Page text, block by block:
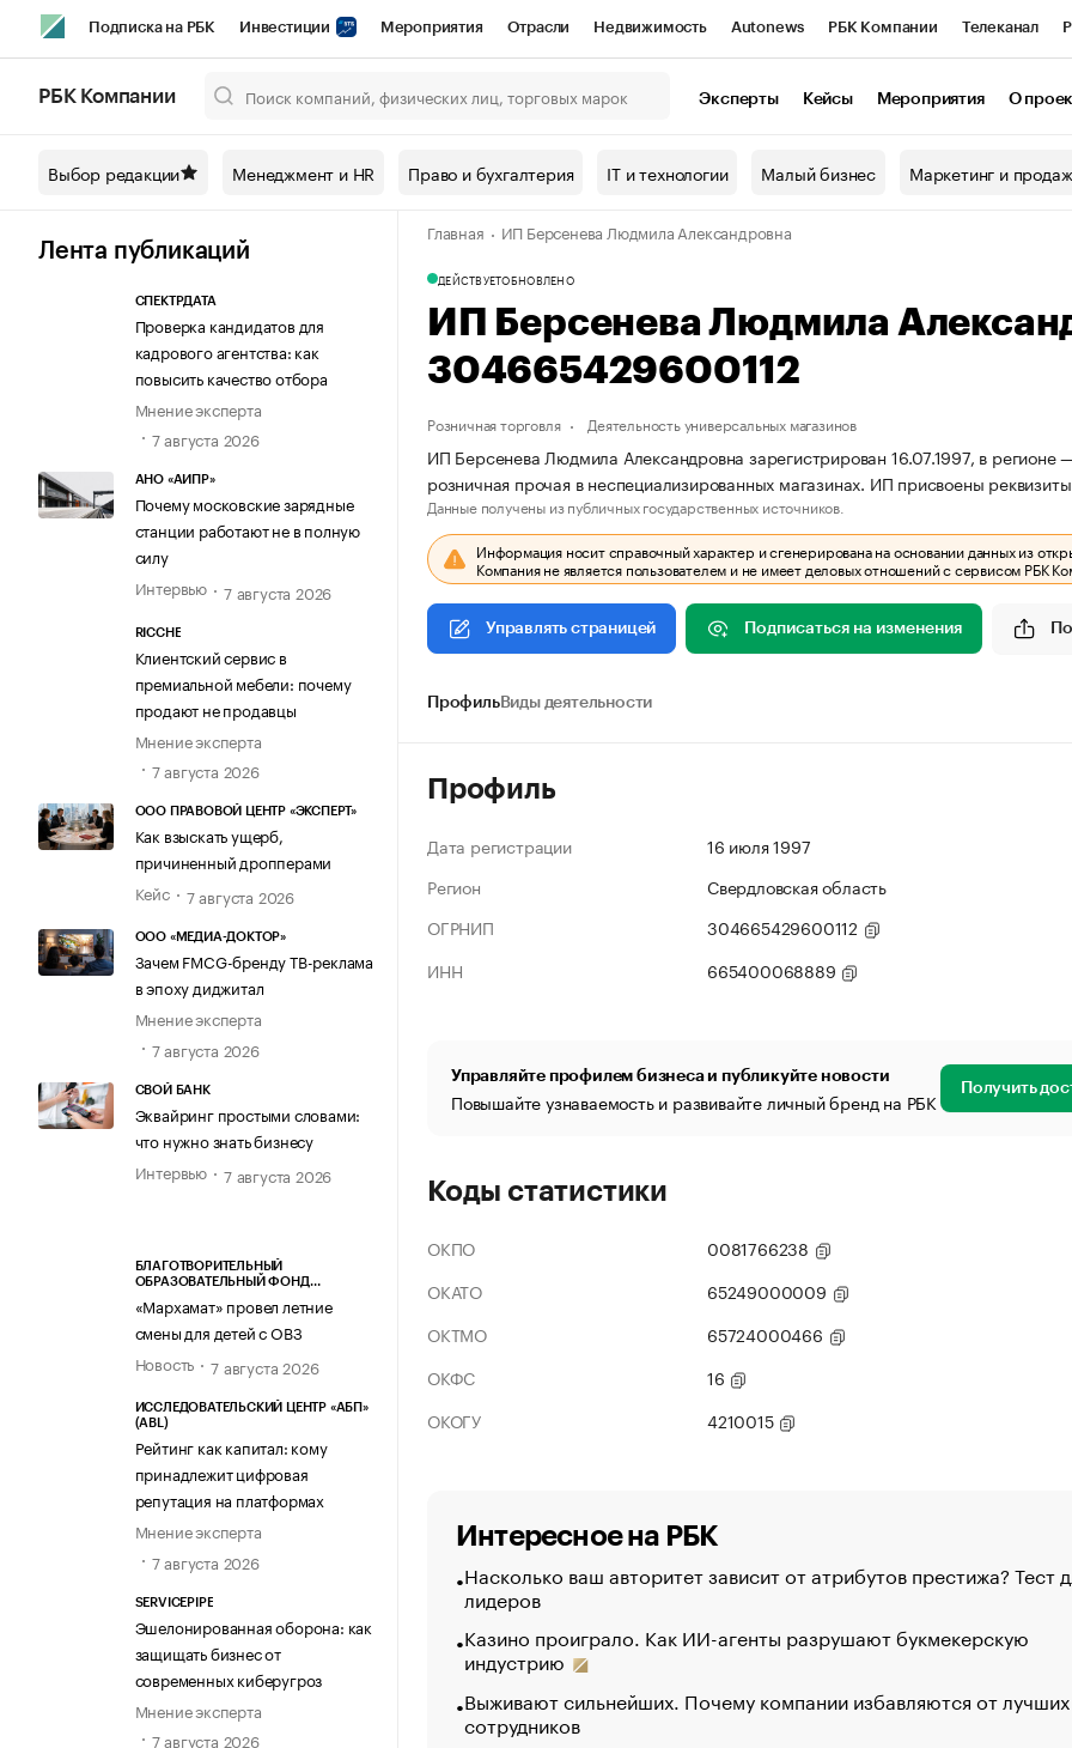
Подписка на РБК Инвестиции Мероприятия Отрасли Недвижимость Autonews РБК Компании Телеканал
Спецпроекты СПб Конференции СПб Спецпроекты Проверка контрагентов
Технологии и медиа Рынок наличной валюты
РБК Компании Эксперты Кейсы Мероприятия О
Выбор редакции Менеджмент и HR Право и бухгалтерия IT и технологии Малый бизнес Маркетинг и
Лента публикаций
СПЕКТРДАТА
Проверка кандидатов для
кадрового агентства: как
повысить качество отбора
Мнение эксперта
7 августа 2026
АНО «АИПР»
Почему московские зарядные
станции работают не в полную
силу
Интервью
7 августа 2026
RICCHE
Клиентский сервис в
премиальной мебели: почему
продают не продавцы
Мнение эксперта
7 августа 2026
ООО ПРАВОВОЙ ЦЕНТР «ЭКСПЕРТ»
Как взыскать ущерб,
причиненный дропперами
Кейс
7 августа 2026
ООО «МЕДИА-ДОКТОР»
Зачем FMCG-бренду ТВ-реклама
в эпоху диджитал
Мнение эксперта
7 августа 2026
СВОЙ БАНК
Эквайринг простыми словами:
что нужно знать бизнесу
Интервью
7 августа 2026
БЛАГОТВОРИТЕЛЬНЫЙ
ОБРАЗОВАТЕЛЬНЫЙ ФОНД
«Мархамат» провел летние
смены для детей с ОВЗ
Новость
7 августа 2026
ИССЛЕДОВАТЕЛЬСКИЙ ЦЕНТР «АБП»
(ABL)
Рейтинг как капитал: кому
принадлежит цифровая
репутация на платформах
Мнение эксперта
7 августа 2026
SERVICEPIPE
Эшелонированная оборона: как
защищать бизнес от
современных киберугроз
Мнение эксперта
7 августа 2026
Главная ИП Берсенева Людмила Александровна
ДЕЙСТВУЕТОБНОВЛЕНО
ИП Берсенева Людмила
304665429600112
Розничная торговля Деятельность универсальных магазинов
ИП Берсенева Людмила Александровна зарегистрирован 16.07.1997, в регионе
розничная прочая в неспециализированных магазинах. ИП присвоены
Данные получены из публичных государственных источников.
Информация носит справочный характер и сгенерирована на основании данных из
Компания не является пользователем и не имеет деловых отношений с сервисом РБК
Управлять страницей Подписаться на изменения
ПрофильВиды деятельности
Профиль
Дата регистрации
16 июля 1997
Регион
Свердловская область
ОГРНИП
304665429600112
ИНН
665400068889
Управляйте профилем бизнеса и публикуйте новости
Повышайте узнаваемость и развивайте личный бренд на РБК Получить
Коды статистики
ОКПО
0081766238
ОКАТО
65249000009
ОКТМО
65724000466
ОКФС
16
ОКОГУ
4210015
Интересное на РБК
Насколько ваш авторитет зависит от атрибутов престижа? Тест
лидеров
Казино проиграло. Как ИИ-агенты разрушают букмекерскую
индустрию
Выживают сильнейших. Почему компании избавляются от лучших
сотрудников